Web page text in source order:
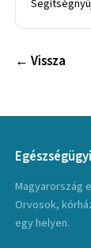
← Vissza
Magyarország
Orvosok,
egy helyen.